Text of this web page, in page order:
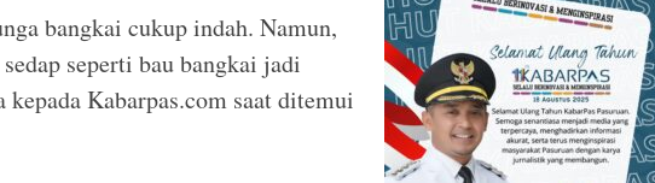
bangkai cukup indah. Namun,
seperti bau bangkai jadi
kepada Kabarpas.com saat ditemui